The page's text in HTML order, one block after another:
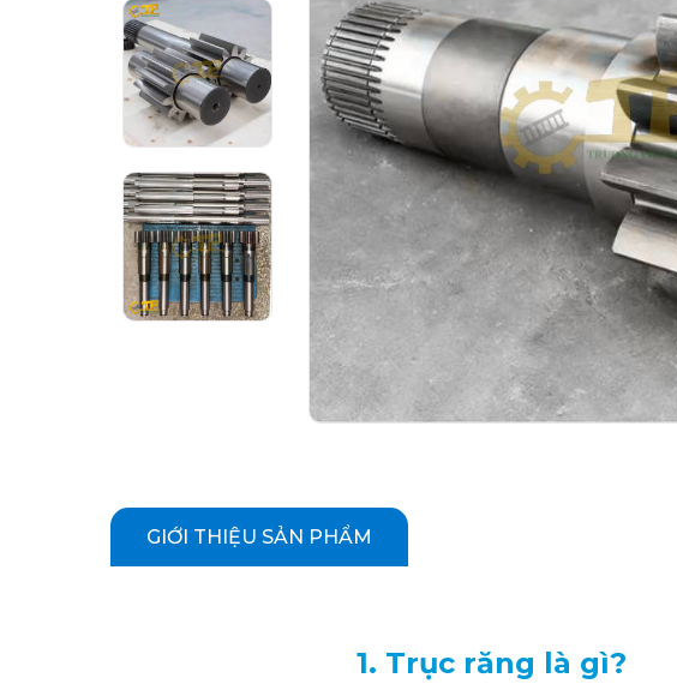
GIỚI THIỆU SẢN PHẨM
1. Trục răng là gì?